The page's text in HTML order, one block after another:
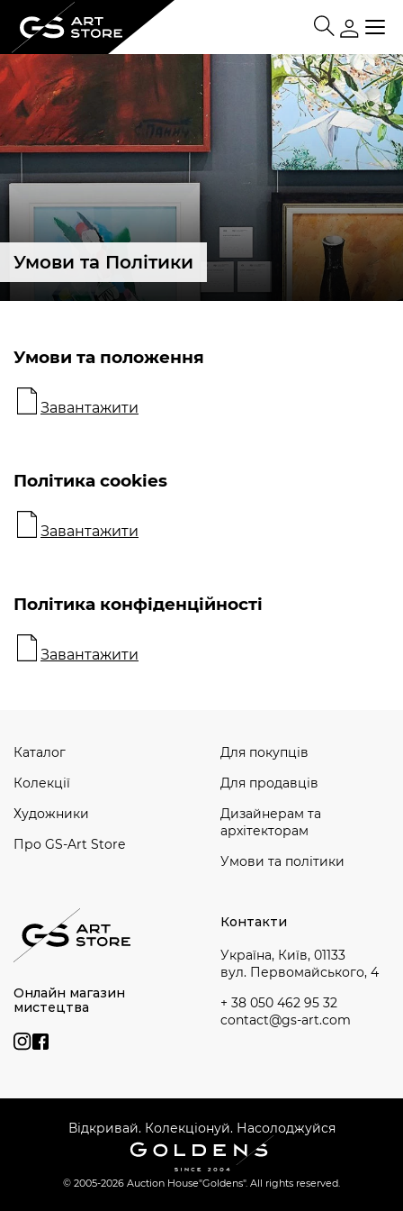
Умови та Політики
Умови та положення
Завантажити
Політика cookies
Завантажити
Політика конфіденційності
Завантажити
Онлайн магазин
мистецтва
Контакти
Україна, Київ, 01133
вул. Первомайського, 4
+ 38 050 462 95 32
contact@gs-art.com
Каталог
Колекції
Художники
Про GS-Art Store
Для покупців
Для продавців
Дизайнерам та
архітекторам
Умови та політики
© 2005-2026 Auction House"Goldens". All rights reserved.
Відкривай. Колекціонуй. Насолоджуйся